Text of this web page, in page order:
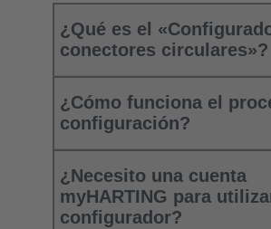
¿Qué es el
conectores circulares»?
¿Cómo funciona el
configuración?
¿Necesito una cuenta
myHARTING para
configurador?